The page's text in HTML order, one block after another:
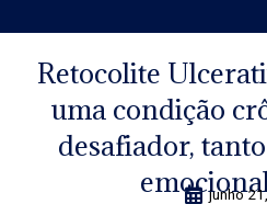
Retocolite
uma condição
desafiador,
junho